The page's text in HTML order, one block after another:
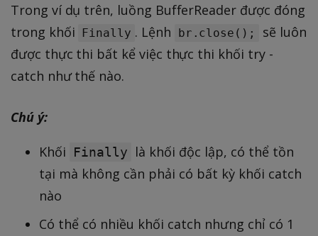
Trong ví dụ trên, luồng BufferReader được đóng
trong khối
Finally . Lệnh br.close();
sẽ luôn
được thực thi bất kể việc thực thi khối try -
catch như thế nào.
Chú ý:
Khối Finally
là khối độc lập, có thể tồn
tại mà không cần phải có bất kỳ khối catch
nào
Có thể có nhiều khối catch nhưng chỉ có 1